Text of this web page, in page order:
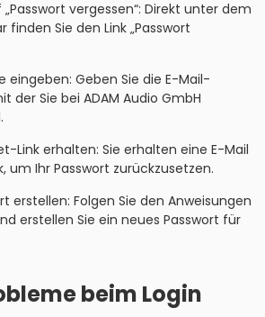
„Passwort vergessen“: Direkt unter dem
finden Sie den Link „Passwort
eingeben: Geben Sie die E-Mail-
der Sie bei ADAM Audio GmbH
Link erhalten: Sie erhalten eine E-Mail
um Ihr Passwort zurückzusetzen.
erstellen: Folgen Sie den Anweisungen
erstellen Sie ein neues Passwort für
beim Login